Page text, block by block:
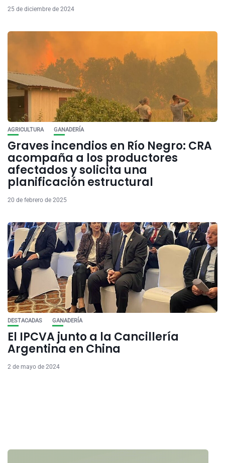
25 de diciembre de 2024
AGRICULTURA GANADERÍA
Graves incendios en Río Negro: CRA
acompaña a los productores
afectados y solicita una
planificación estructural
20 de febrero de 2025
DESTACADAS GANADERÍA
El IPCVA junto a la Cancillería
Argentina en China
2 de mayo de 2024